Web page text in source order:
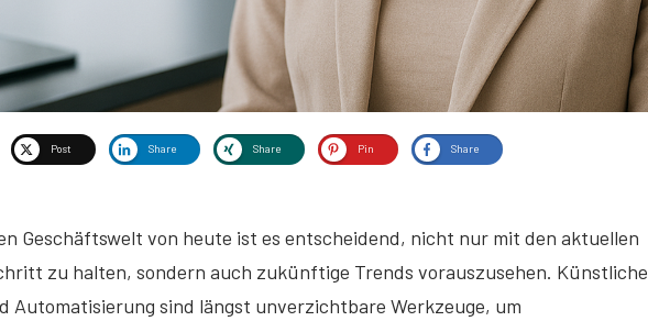
Post Share Share Pin Share
Geschäftswelt von heute ist es entscheidend, nicht nur mit den aktuellen
zu halten, sondern auch zukünftige Trends vorauszusehen. Künstliche
Automatisierung sind längst unverzichtbare Werkzeuge, um